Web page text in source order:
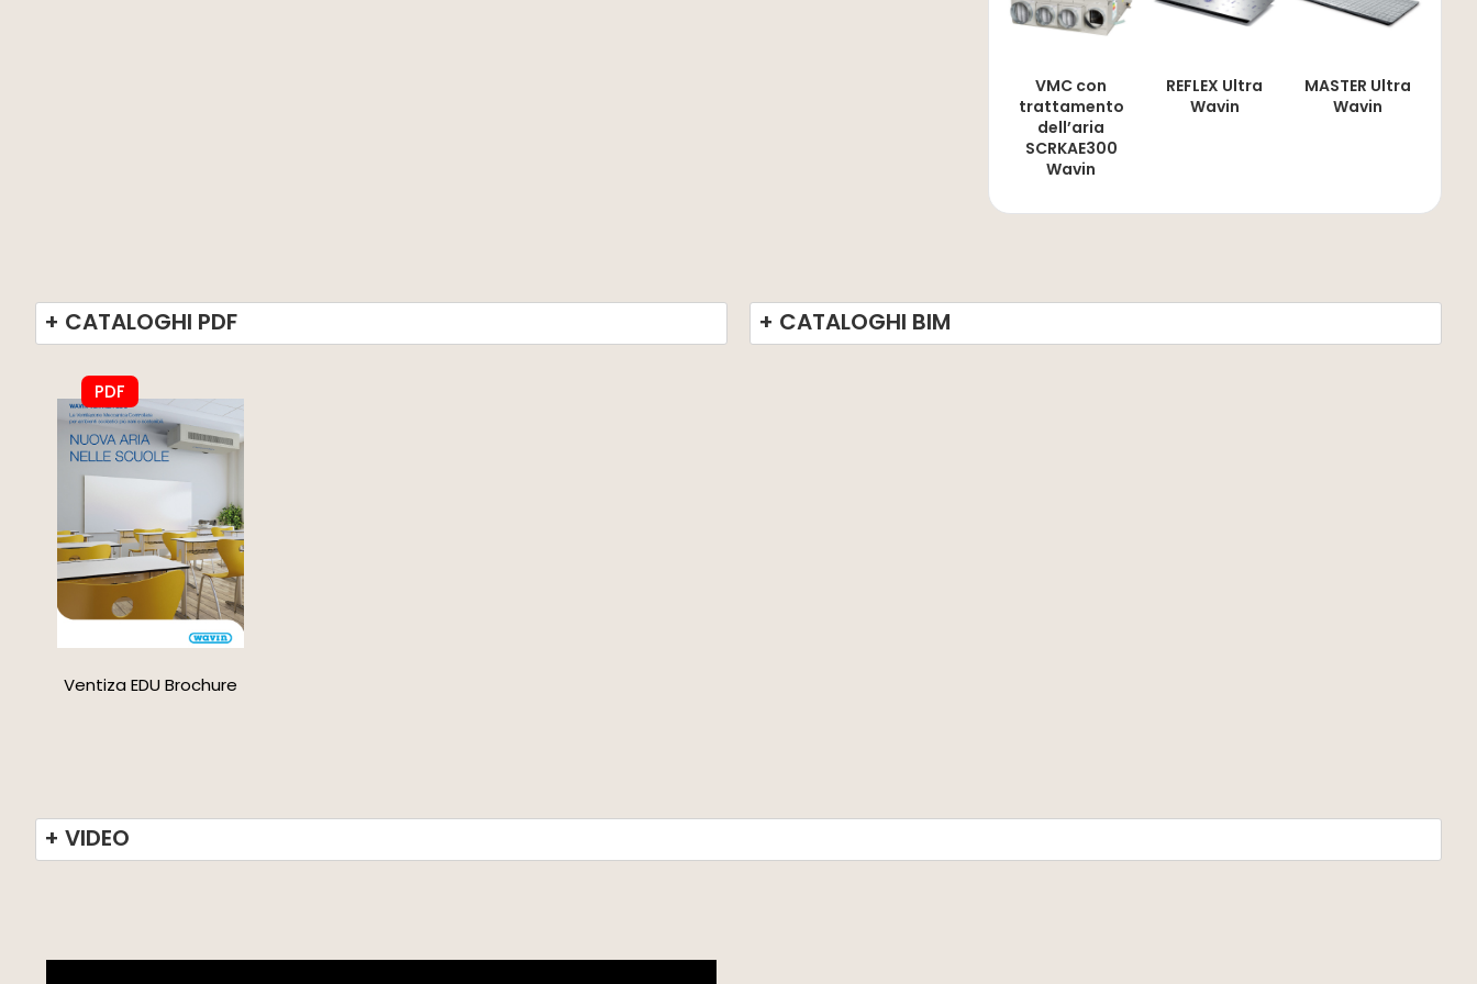
VMC con
trattamento
dell’aria
SCRKAE300
Wavin
REFLEX Ultra
Wavin
MASTER Ultra
Wavin
+ CATALOGHI PDF
PDF
Ventiza EDU Brochure
+ CATALOGHI BIM
+ VIDEO